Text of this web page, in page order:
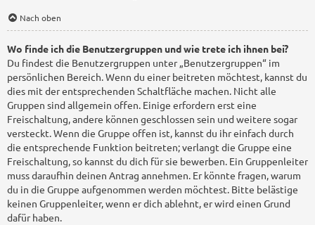
Nach oben
Wo finde ich die Benutzergruppen und wie trete ich ihnen bei?
Du findest die Benutzergruppen unter „Benutzergruppen“ im
persönlichen Bereich. Wenn du einer beitreten möchtest, kannst du
dies mit der entsprechenden Schaltfläche machen. Nicht alle
Gruppen sind allgemein offen. Einige erfordern erst eine
Freischaltung, andere können geschlossen sein und weitere sogar
versteckt. Wenn die Gruppe offen ist, kannst du ihr einfach durch
die entsprechende Funktion beitreten; verlangt die Gruppe eine
Freischaltung, so kannst du dich für sie bewerben. Ein Gruppenleiter
muss daraufhin deinen Antrag annehmen. Er könnte fragen, warum
du in die Gruppe aufgenommen werden möchtest. Bitte belästige
keinen Gruppenleiter, wenn er dich ablehnt, er wird einen Grund
dafür haben.